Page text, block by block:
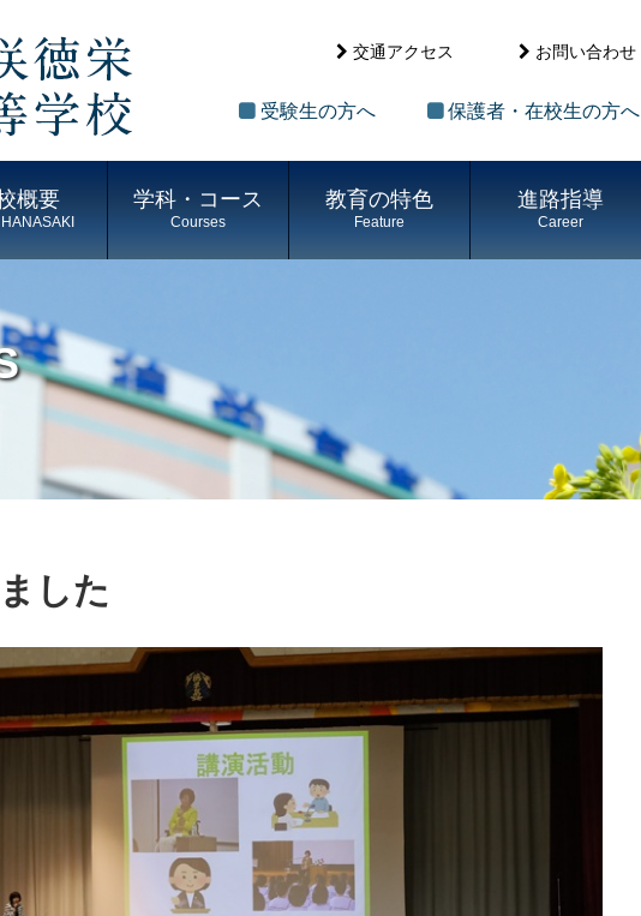
交通アクセス お問い合わせ
受験生の方へ 保護者・在校生の方へ
概要 学科・コース
Courses
教育の特色
Feature
進路指導
Career
した